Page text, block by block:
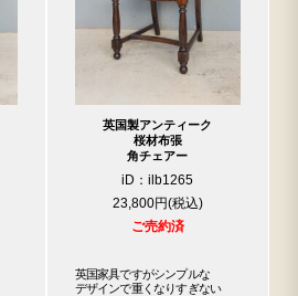
英国製アンティーク
桜材布張
角チェアー
iD：ilb1265
23,800円
ご売約済
英国家具ですがシンプルな
デザインで重くなりすぎない